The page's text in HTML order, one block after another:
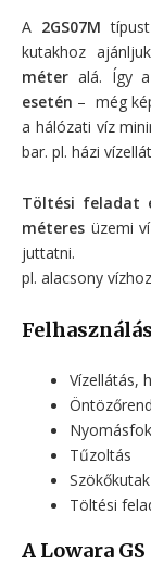
A 2GS07M típust
kutakhoz
méter alá. Így
esetén – még
a hálózati víz
bar. pl. házi
Töltési feladat
méteres üzemi
juttatni.
pl. alacsony
Vízellátás,
Tűzoltás
Töltési
A Lowara